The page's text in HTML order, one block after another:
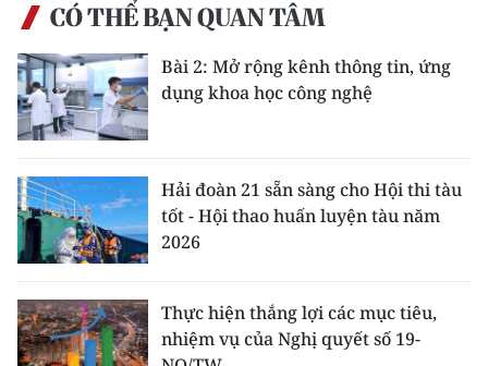
CÓ THỂ BẠN QUAN TÂM
Bài 2: Mở rộng kênh thông tin, ứng
dụng khoa học công nghệ
Hải đoàn 21 sẵn sàng cho Hội thi tàu
tốt - Hội thao huấn luyện tàu năm
2026
Thực hiện thắng lợi các mục tiêu,
nhiệm vụ của Nghị quyết số 19-